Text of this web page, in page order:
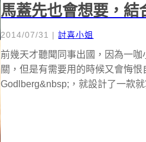
馬蓋先也會想要，結
2014/07/31 |討喜小姐
前幾天才聽聞同事出國，因為一
關，但是有需要用的時候又會悔
Godlberg&nbsp;，就設計了一款